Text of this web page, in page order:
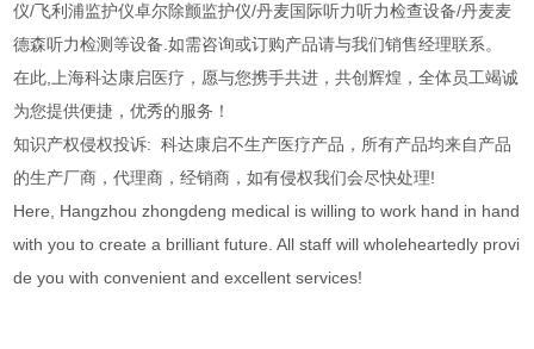
仪/飞利浦监护仪卓尔除颤监护仪/丹麦国际听力听力检查设备/丹麦麦
德森听力检测等设备.如需咨询或订购产品请与我们销售经理联系。
在此,上海科达康启医疗，愿与您携手共进，共创辉煌，全体员工竭诚
为您提供便捷，优秀的服务！
知识产权侵权投诉: 科达康启不生产医疗产品，所有产品均来自产品
的生产厂商，代理商，经销商，如有侵权我们会尽快处理!
Here, Hangzhou zhongdeng medical is willing to work hand in hand
with you to create a brilliant future. All staff will wholeheartedly provi
de you with convenient and excellent services!